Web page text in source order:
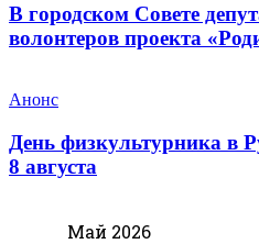
В городском Совете
волонтеров проекта
Анонс
День физкультурника в
8 августа
Май 2026